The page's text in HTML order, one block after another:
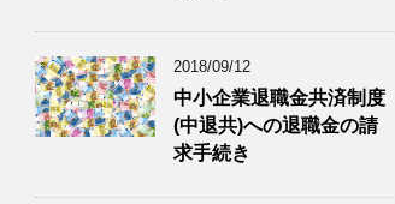
2018/09/12
中小企業退職金共済制度
(中退共)への退職金の請
求手続き